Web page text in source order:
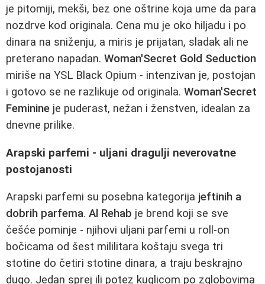
je pitomiji, mekši, bez one oštrine koja ume da para
nozdrve kod originala. Cena mu je oko hiljadu i po
dinara na sniženju, a miris je prijatan, sladak ali ne
preterano napadan. Woman'Secret Gold Seduction
miriše na YSL Black Opium - intenzivan je, postojan
i gotovo se ne razlikuje od originala. Woman'Secret
Feminine je puderast, nežan i ženstven, idealan za
dnevne prilike.
Arapski parfemi - uljani dragulji neverovatne
postojanosti
Arapski parfemi su posebna kategorija jeftinih a
dobrih parfema. Al Rehab je brend koji se sve
češće pominje - njihovi uljani parfemi u roll-on
bočicama od šest mililitara koštaju svega tri
stotine do četiri stotine dinara, a traju beskrajno
dugo. Jedan sprej ili potez kuglicom po zglobovima